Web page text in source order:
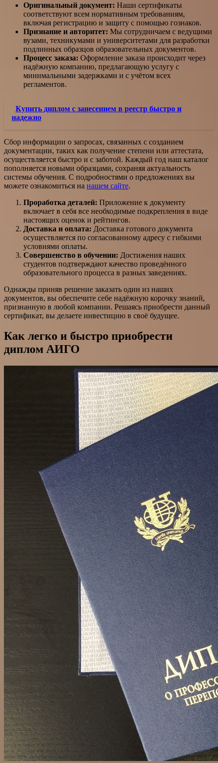
Оригинальный документ: Наши сертификаты
соответствуют всем нормативным требованиям,
включая регистрацию и защиту с помощью гознаков.
Признание и авторитет: Мы сотрудничаем с ведущими
вузами, техникумами и университетами для разработки
подлинных образцов образовательных документов.
Процесс заказа: Оформление заказа происходит через
надёжную компанию, предлагающую услугу с
минимальными задержками и с учётом всех
регламентов.
Купить диплом с занесением в реестр быстро и
надежно
Сбор информации о запросах, связанных с созданием
документации, таких как получение степени или аттестата,
осуществляется быстро и с заботой. Каждый год наш каталог
пополняется новыми образцами, сохраняя актуальность
системы обучения. С подробностями о предложениях вы
можете ознакомиться на нашем сайте.
Проработка деталей: Приложение к документу
включает в себя все необходимые подкрепления в виде
настоящих оценок и рейтингов.
Доставка и оплата: Доставка готового документа
осуществляется по согласованному адресу с гибкими
условиями оплаты.
Совершенство в обучении: Достижения наших
студентов подтверждают качество проведённого
образовательного процесса в разных заведениях.
Однажды приняв решение заказать один из наших
документов, вы обеспечите себе надёжную корочку знаний,
признанную в любой компании. Решаясь приобрести данный
сертификат, вы делаете инвестицию в своё будущее.
Как легко и быстро приобрести
диплом АИГО